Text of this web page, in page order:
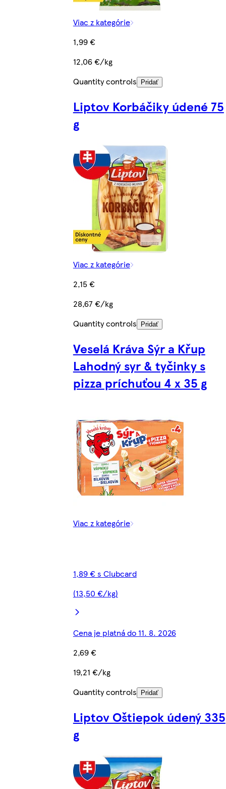
Viac z kategórie
1,99 €
12,06 €/kg
Quantity controls
Pridať
Liptov Korbáčiky údené 75
g
Viac z kategórie
2,15 €
28,67 €/kg
Quantity controls
Pridať
Veselá Kráva Sýr a Křup
Lahodný syr & tyčinky s
pizza príchuťou 4 x 35 g
Viac z kategórie
1,89 € s Clubcard
(13,50 €/kg)
Cena je platná do 11. 8. 2026
2,69 €
19,21 €/kg
Quantity controls
Pridať
Liptov Oštiepok údený 335
g